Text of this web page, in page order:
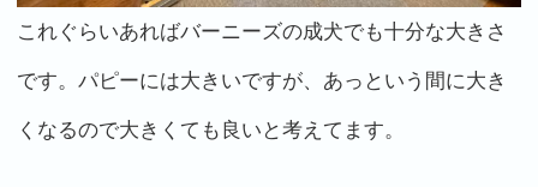
これぐらいあればバーニーズの成犬でも十分な大きさ
です。パピーには大きいですが、あっという間に大き
くなるので大きくても良いと考えてます。